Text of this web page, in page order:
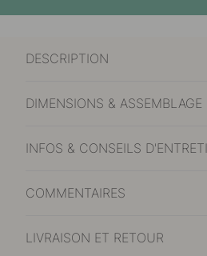
DESCRIPTION
DIMENSIONS & ASSEMBLAGE
INFOS & CONSEILS
COMMENTAIRES
LIVRAISON ET RETOUR